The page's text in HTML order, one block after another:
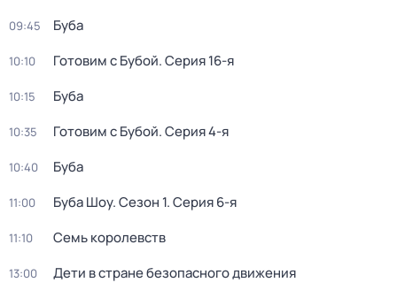
09:45 Буба
10:10 Готовим с Бубой. Серия 16-я
10:15 Буба
10:35 Готовим с Бубой. Серия 4-я
10:40 Буба
11:00 Буба Шоу. Сезон 1. Серия 6-я
11:10 Семь королевств
13:00 Дети в стране безопасного движения